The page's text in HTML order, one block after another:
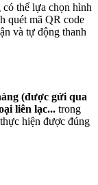
thể lựa chọn hình
quét mã QR code
và tự động thanh
(được gửi qua
liên lạc... trong
hiện được đúng